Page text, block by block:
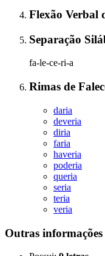
Flexão Verbal
Separação
fa-le-ce-ri-a
Rimas de
daria
deveria
diria
faria
haveria
poderia
queria
seria
teria
veria
Outras informações